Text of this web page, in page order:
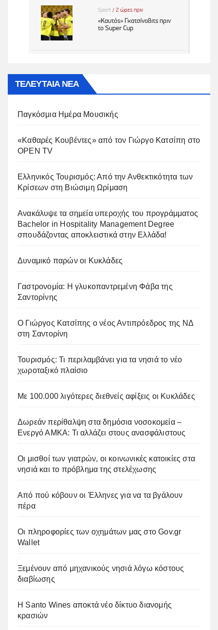
ΤΕΛΕΥΤΑΙΑ ΝΕΑ
Παγκόσμια Ημέρα Μουσικής
«Καθαρές Κουβέντες» από τον Γιώργο Κατσίπη στο
OPEN TV
Ελληνικός Τουρισμός: Από την Ανθεκτικότητα των
Κρίσεων στη Βιώσιμη Ωρίμαση
Ανακάλυψε τα σημεία υπεροχής του προγράμματος
Bachelor in Hospitality Management Degree
σπουδάζοντας αποκλειστικά στην Ελλάδα!
Δυναμικό παρών οι Κυκλάδες
Γαστρονομία: Η γλυκοπαντρεμένη Φάβα της
Σαντορίνης
Ο Γιώργος Κατσίπης ο νέος Αντιπρόεδρος της ΝΔ
στη Σαντορίνη
Τουρισμός: Τι περιλαμβάνει για τα νησιά το νέο
χωροταξικό πλαίσιο
Με 100.000 λιγότερες διεθνείς αφίξεις οι Κυκλάδες
Δωρεάν περίθαλψη στα δημόσια νοσοκομεία –
Ενεργό ΑΜΚΑ: Τι αλλάζει στους ανασφάλιστους
Οι μισθοί των γιατρών, οι κοινωνικές κατοικίες στα
νησιά και το πρόβλημα της στελέχωσης
Από πού κόβουν οι Έλληνες για να τα βγάλουν
πέρα
Οι πληροφορίες των οχημάτων μας στο Gov.gr
Wallet
Ξεμένουν από μηχανικούς νησιά λόγω κόστους
διαβίωσης
Η Santo Wines αποκτά νέο δίκτυο διανομής
κρασιών